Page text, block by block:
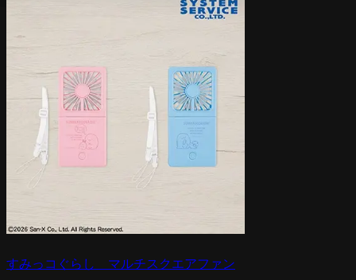
すみっコぐらし マルチスクエアファン